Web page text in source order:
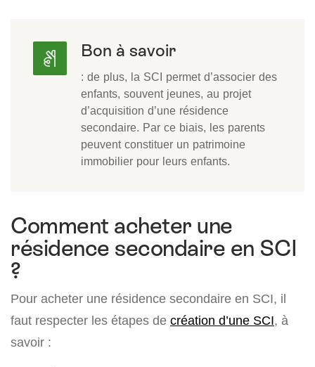
Bon à savoir
: de plus, la SCI permet d’associer des
enfants, souvent jeunes, au projet
d’acquisition d’une résidence
secondaire. Par ce biais, les parents
peuvent constituer un patrimoine
immobilier pour leurs enfants.
Comment acheter une
résidence secondaire en SCI
?
Pour acheter une résidence secondaire en SCI, il
faut respecter les étapes de création d’une SCI, à
savoir :